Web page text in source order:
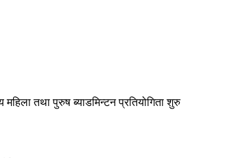
महिला तथा पुरुष ब्याडमिन्टन प्रतियोगिता शुरु